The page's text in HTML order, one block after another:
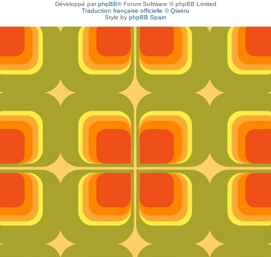
Développé parphpBB® Forum Software © phpBB Limited
Traduction française officielle ©Qiaeru
Style by phpBB Spain